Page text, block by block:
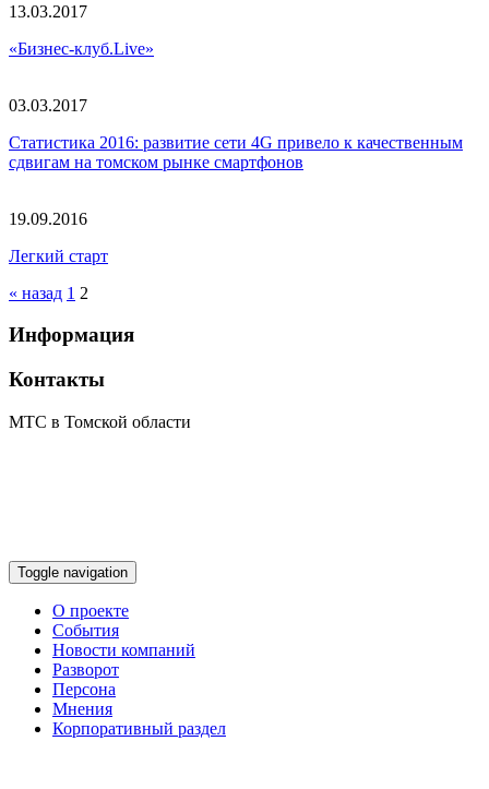
13.03.2017
«Бизнес-клуб.Live»
03.03.2017
Статистика 2016: развитие сети 4G привело к качественным
сдвигам на томском рынке смартфонов
19.09.2016
Легкий старт
« назад 1 2
Информация
Контакты
МТС в Томской области
Toggle navigation
О проекте
События
Новости компаний
Разворот
Персона
Мнения
Корпоративный раздел